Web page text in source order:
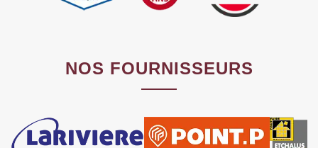
NOS FOURNISSEURS